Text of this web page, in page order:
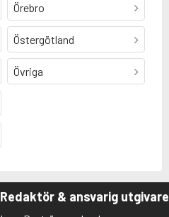
Örebro
Östergötland
Övriga
Redaktör & ansvarig utgivare